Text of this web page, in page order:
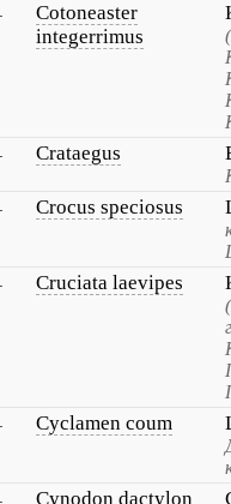
Cotoneaster
integerrimus
Crataegus
Crocus speciosus
Cruciata laevipes
Cyclamen coum
Cynodon dactylon